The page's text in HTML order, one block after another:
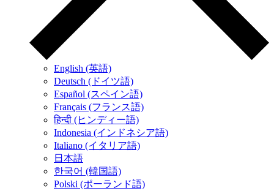
English (英語)
Deutsch (ドイツ語)
Español (スペイン語)
Français (フランス語)
हिन्दी (ヒンディー語)
Indonesia (インドネシア語)
Italiano (イタリア語)
日本語
한국어 (韓国語)
Polski (ポーランド語)